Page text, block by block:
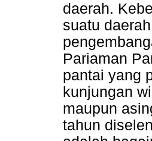
daerah.
suatu
Pariaman
pantai yang
kunjungan
maupun
tahun